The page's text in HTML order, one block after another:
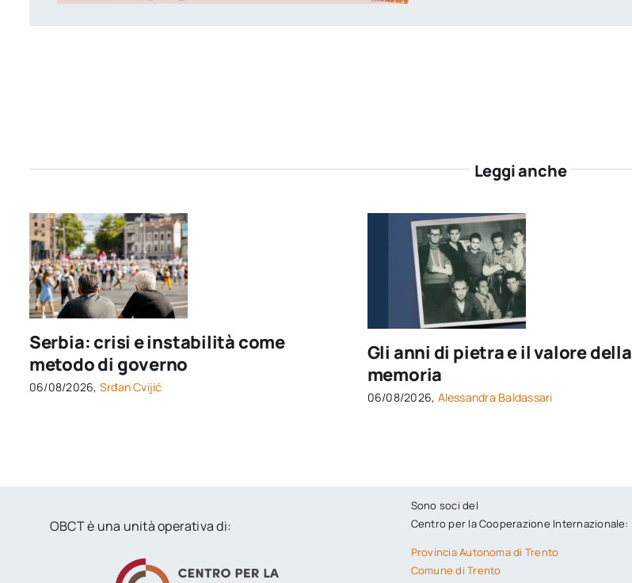
Leggi anche
Serbia: crisi e instabilità come
metodo di governo
06/08/2026, Srđan Cvijić
Gli anni di pietra e il valore della
memoria
06/08/2026, Alessandra Baldassari
OBCT è una unità operativa di:
Sono soci del
Centro per la Cooperazione Internazionale:
Provincia Autonoma di Trento
Comune di Trento